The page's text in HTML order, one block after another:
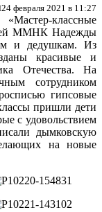
24 февраля 2021 в 11:27
классные
ММНК Надежды
и дедушкам. Из
красивые и
Отечества. На
сотрудником
гипсовые
пришли дети
с удовольствием
дымковскую
на новые